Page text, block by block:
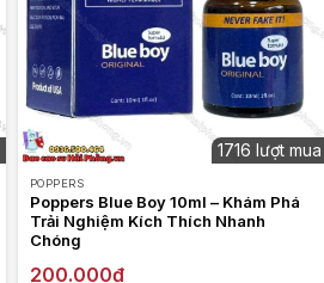
1716 lượt mua
POPPERS
Poppers Blue Boy 10ml – Khám Phá
Trải Nghiệm Kích Thích Nhanh
Chóng
200.000₫